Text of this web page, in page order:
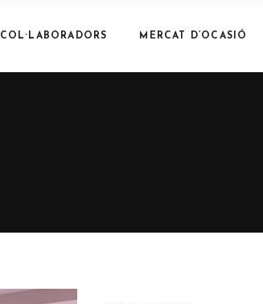
COL·LABORADORS MERCAT D’OCASIÓ